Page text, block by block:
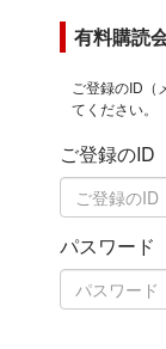
有料購読
ご登録のID（
てください。
ご登録のID
パスワード